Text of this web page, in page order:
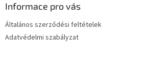
Informace pro vás
Általános szerződési feltételek
Adatvédelmi szabályzat